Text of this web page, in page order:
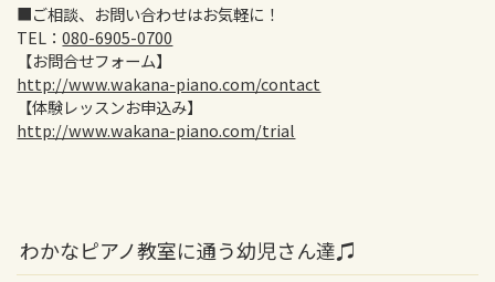
■ご相談、お問い合わせはお気軽に！
TEL：080-6905-0700
【お問合せフォーム】
http://www.wakana-piano.com/contact
【体験レッスンお申込み】
http://www.wakana-piano.com/trial
わかなピアノ教室に通う幼児さん達♫